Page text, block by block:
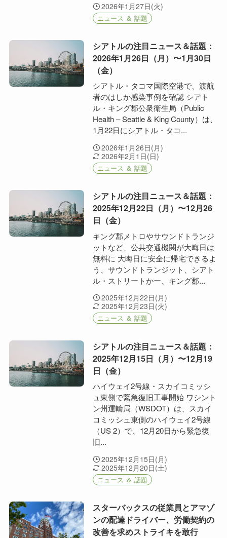
2026年1月27日(火)
ニュース ＆ 話題
シアトルの注目ニュース＆話題：
2026年1月26日（月）〜1月30日
（金）
シアトル・タコマ国際空港で、渡航
者のはしか感染事例を確認 シアト
ル・キング郡公衆衛生局（Public
Health – Seattle & King County）は、
1月22日にシアトル・タコ...
2026年1月26日(月)
2026年2月1日(日)
ニュース ＆ 話題
シアトルの注目ニュース＆話題：
2025年12月22日（月）〜12月26
日（金）
キング郡メトロやサウンドトランジ
ットなど、公共交通機関が大晦日は
無料に 大晦日に安全に帰宅できるよ
う、サウンドトランジット、シアト
ル・ストリートかー、キング郡...
2025年12月22日(月)
2025年12月23日(火)
ニュース ＆ 話題
シアトルの注目ニュース＆話題：
2025年12月15日（月）〜12月19
日（金）
ハイウェイ2号線・スカイコミッシ
ュ東側で緊急復旧工事開始 ワシント
ン州運輸局（WSDOT）は、スカイ
コミッシュ東側のハイウェイ2号線
（US 2）で、12月20日から緊急復
旧...
2025年12月15日(月)
2025年12月20日(土)
ニュース ＆ 話題
スターバックスの従業員とアマゾ
ンの配達ドライバー、労働契約の
改善を求めストライキを敢行